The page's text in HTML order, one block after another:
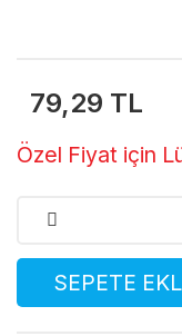
79,29 TL
Özel Fiyat için
SEPETE